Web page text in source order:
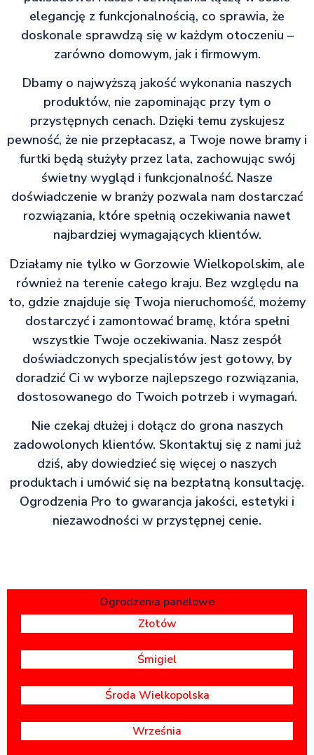
elegancję z funkcjonalnością, co sprawia, że
doskonale sprawdzą się w każdym otoczeniu –
zarówno domowym, jak i firmowym.
Dbamy o najwyższą jakość wykonania naszych
produktów, nie zapominając przy tym o
przystępnych cenach. Dzięki temu zyskujesz
pewność, że nie przepłacasz, a Twoje nowe bramy i
furtki będą służyły przez lata, zachowując swój
świetny wygląd i funkcjonalność. Nasze
doświadczenie w branży pozwala nam dostarczać
rozwiązania, które spełnią oczekiwania nawet
najbardziej wymagających klientów.
Działamy nie tylko w Gorzowie Wielkopolskim, ale
również na terenie całego kraju. Bez względu na
to, gdzie znajduje się Twoja nieruchomość, możemy
dostarczyć i zamontować bramę, która spełni
wszystkie Twoje oczekiwania. Nasz zespół
doświadczonych specjalistów jest gotowy, by
doradzić Ci w wyborze najlepszego rozwiązania,
dostosowanego do Twoich potrzeb i wymagań.
Nie czekaj dłużej i dołącz do grona naszych
zadowolonych klientów. Skontaktuj się z nami już
dziś, aby dowiedzieć się więcej o naszych
produktach i umówić się na bezpłatną konsultację.
Ogrodzenia Pro to gwarancja jakości, estetyki i
niezawodności w przystępnej cenie.
Ogrodzenia panelowe
Złotów
Śmigiel
Środa Wielkopolska
Września